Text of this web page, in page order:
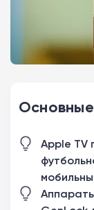
Apple TV